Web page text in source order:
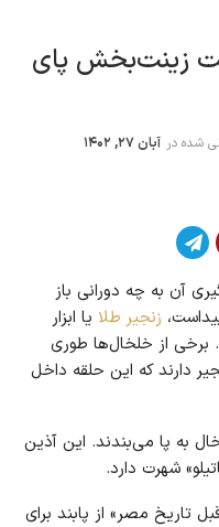
زینت‌بخش پای
شده در آبان ۲۷, ۱۴۰۲
آن به چه دورانی باز
زنجیر طلا یا ابزار
برخی از خلخال‌ها طوری
دارند که این حلقه داخل
به پا می‌بندند. این آذین
شهرت دارد.
تاریخ مصر» از پابند برای